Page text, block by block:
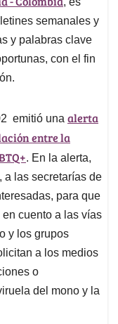
semanales y
y palabras clave
con el fin
emitió una alerta
entre la
. En la alerta,
a las secretarías de
para que
en cuento a las vías
y los grupos
a los medios
o
del mono y la